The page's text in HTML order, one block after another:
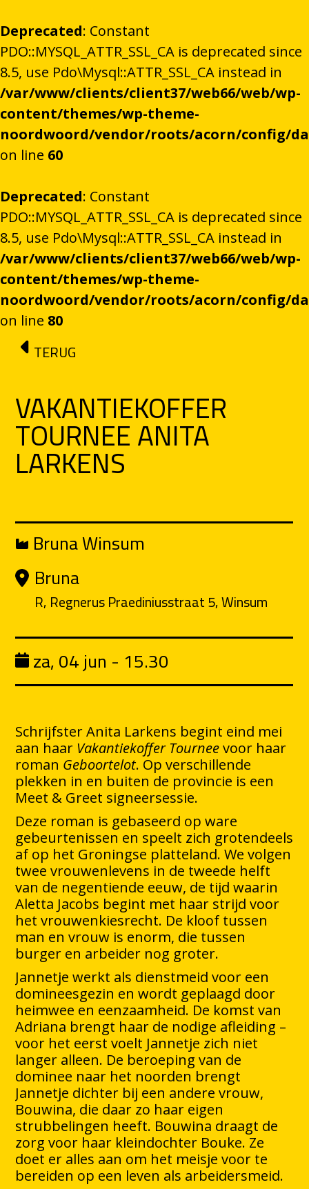
Deprecated: Constant
PDO::MYSQL_ATTR_SSL_CA is deprecated since
8.5, use Pdo\Mysql::ATTR_SSL_CA instead in
/var/www/clients/client37/web66/web/wp-
content/themes/wp-theme-
noordwoord/vendor/roots/acorn/config/
on line 60
Deprecated: Constant
PDO::MYSQL_ATTR_SSL_CA is deprecated since
8.5, use Pdo\Mysql::ATTR_SSL_CA instead in
/var/www/clients/client37/web66/web/wp-
content/themes/wp-theme-
noordwoord/vendor/roots/acorn/config/
on line 80
Ga naar de inhoud
TERUG
VAKANTIEKOFFER
TOURNEE ANITA
LARKENS
Bruna Winsum
Bruna
R, Regnerus Praediniusstraat 5, Winsum
za, 04 jun - 15.30
Schrijfster Anita Larkens begint eind mei
aan haar Vakantiekoffer Tourneevoor haar
roman Geboortelot. Op verschillende
plekken in en buiten de provincie is een
Meet & Greet signeersessie.
Deze roman is gebaseerd op ware
gebeurtenissen en speelt zich grotendeels
af op het Groningse platteland. We volgen
twee vrouwenlevens in de tweede helft
van de negentiende eeuw, de tijd waarin
Aletta Jacobs begint met haar strijd voor
het vrouwenkiesrecht. De kloof tussen
man en vrouw is enorm, die tussen
burger en arbeider nog groter.
Jannetje werkt als dienstmeid voor een
domineesgezin en wordt geplaagd door
heimwee en eenzaamheid. De komst van
Adriana brengt haar de nodige afleiding –
voor het eerst voelt Jannetje zich niet
langer alleen. De beroeping van de
dominee naar het noorden brengt
Jannetje dichter bij een andere vrouw,
Bouwina, die daar zo haar eigen
strubbelingen heeft. Bouwina draagt de
zorg voor haar kleindochter Bouke. Ze
doet er alles aan om het meisje voor te
bereiden op een leven als arbeidersmeid.